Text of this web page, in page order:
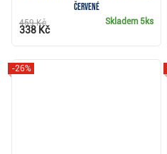
červené
Skladem 5ks
459 Kč
338 Kč
-26%